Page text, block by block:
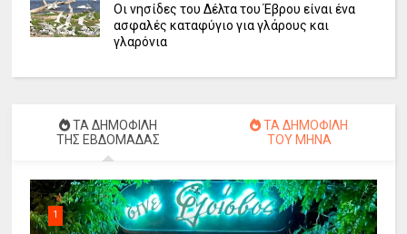
Οι νησίδες του Δέλτα του Έβρου είναι ένα
ασφαλές καταφύγιο για γλάρους και
γλαρόνια
ΤΑ ΔΗΜΟΦΙΛΗ
ΤΗΣ ΕΒΔΟΜΑΔΑΣ
ΤΑ ΔΗΜΟΦΙΛΗ
ΤΟΥ ΜΗΝΑ
1